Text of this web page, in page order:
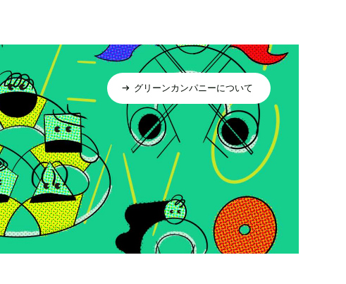
グリーンカンパニーについて